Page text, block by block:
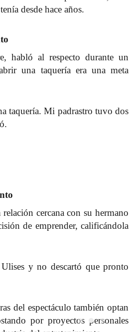
desde hace años.
habló al respecto durante un
una taquería era una meta
taquería. Mi padrastro tuvo dos
cercana con su hermano
de emprender, calificándola
y no descartó que pronto
del espectáculo también optan
por proyectos personales